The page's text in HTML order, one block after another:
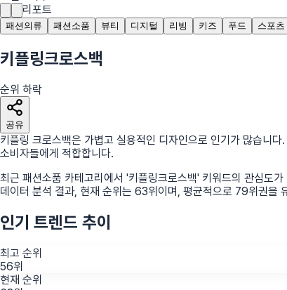
리포트
패션의류 패션소품 뷰티 디지털 리빙 키즈 푸드 스포츠
키플링크로스백
순위 하락
공유
키플링 크로스백은 가볍고 실용적인 디자인으로 인기가 많습니
소비자들에게 적합합니다.
최근 패션소품 카테고리에서 '키플링크로스백' 키워드의 관심도
데이터 분석 결과, 현재 순위는 63위 이며, 평균적으로 79위권을
인기 트렌드 추이
최고 순위
56위
현재 순위